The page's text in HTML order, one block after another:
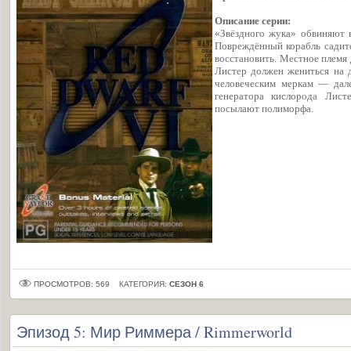
Описание серии:
«Звёздного жука»
Повреждённый корабль
восстановить. Местное племя
Листер должен жениться
человеческим меркам —
генератора кислорода
посылают полиморфа.
ПРОСМОТРОВ: 569 КАТЕГОРИЯ: СЕЗОН 6
Эпизод 5: Мир Риммера / Rimmerworld